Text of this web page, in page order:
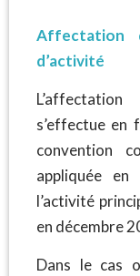
Affectation
d’activité
s’effectue en
convention
appliquée
l’activité
en décembre
Dans le cas